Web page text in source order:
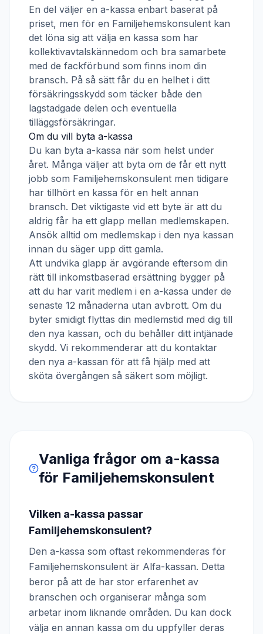
En del väljer en a-kassa enbart baserat på
priset, men för en Familjehemskonsulent kan
det löna sig att välja en kassa som har
kollektivavtalskännedom och bra samarbete
med de fackförbund som finns inom din
bransch. På så sätt får du en helhet i ditt
försäkringsskydd som täcker både den
lagstadgade delen och eventuella
tilläggsförsäkringar.
Om du vill byta a-kassa
Du kan byta a-kassa när som helst under
året. Många väljer att byta om de får ett nytt
jobb som Familjehemskonsulent men tidigare
har tillhört en kassa för en helt annan
bransch. Det viktigaste vid ett byte är att du
aldrig får ha ett glapp mellan medlemskapen.
Ansök alltid om medlemskap i den nya kassan
innan du säger upp ditt gamla.
Att undvika glapp är avgörande eftersom din
rätt till inkomstbaserad ersättning bygger på
att du har varit medlem i en a-kassa under de
senaste 12 månaderna utan avbrott. Om du
byter smidigt flyttas din medlemstid med dig till
den nya kassan, och du behåller ditt intjänade
skydd. Vi rekommenderar att du kontaktar
den nya a-kassan för att få hjälp med att
sköta övergången så säkert som möjligt.
Vanliga frågor om a-kassa
för Familjehemskonsulent
Vilken a-kassa passar
Familjehemskonsulent?
Den a-kassa som oftast rekommenderas för
Familjehemskonsulent är Alfa-kassan. Detta
beror på att de har stor erfarenhet av
branschen och organiserar många som
arbetar inom liknande områden. Du kan dock
välja en annan kassa om du uppfyller deras